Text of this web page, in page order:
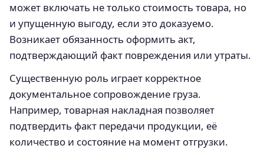
может включать не только стоимость товара, но
и упущенную выгоду, если это доказуемо.
Возникает обязанность оформить акт,
подтверждающий факт повреждения или утраты.
Существенную роль играет корректное
документальное сопровождение груза.
Например, товарная накладная позволяет
подтвердить факт передачи продукции, её
количество и состояние на момент отгрузки.